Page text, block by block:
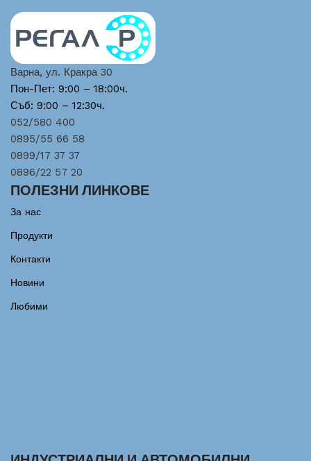
Варна, ул. Кракра 30
Пон-Пет: 9:00 – 18:00ч.
Съб: 9:00 – 12:30ч.
052/580 400
0895/55 66 58
0899/17 37 37
0896/22 57 20
ПОЛЕЗНИ ЛИНКОВЕ
За нас
Продукти
Контакти
Новини
Любими